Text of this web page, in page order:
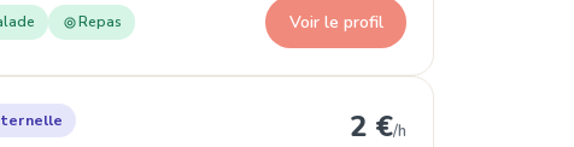
Repas Voir le profil
Saint-Grégoire 2 €/h